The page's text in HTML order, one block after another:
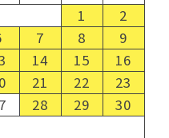
1
2
7 8
9
14 15
16
21 22
23
28 29
30